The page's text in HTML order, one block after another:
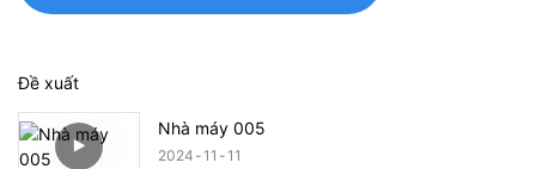
Đề xuất
Nhà máy 005
2024 11 11